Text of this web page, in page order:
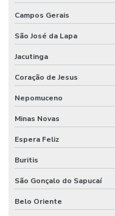
Manutenção Preventiva
Manutenção Preventiva Para
Manutenção Preventiva
Manutenção de processos
Manutenção de redes
Manutenção de sistemas
Manutenção de sistemas
Manutenção de sistemas
Campos Gerais
São José da Lapa
Jacutinga
Coração de Jesus
Nepomuceno
Minas Novas
Espera Feliz
Buritis
São Gonçalo do Sapucaí
Belo Oriente